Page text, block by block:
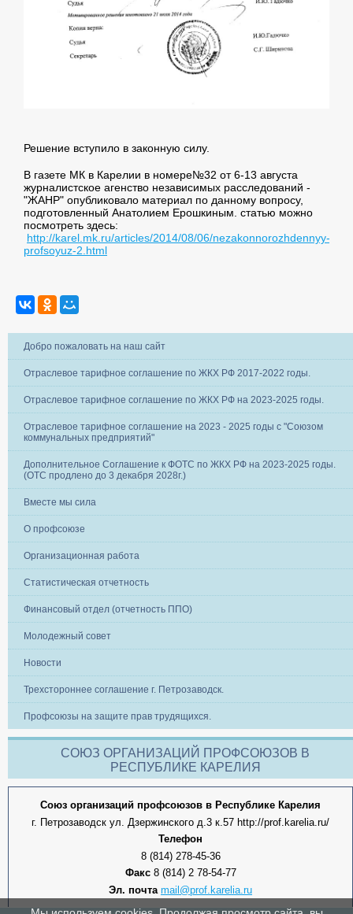
Решение вступило в законную силу.
В газете МК в Карелии в номере№32 от 6-13 августа
журналистское агенство независимых расследований -
"ЖАНР" опубликовало материал по данному вопросу,
подготовленный Анатолием Ерошкиным. статью можно
посмотреть здесь:
http://karel.mk.ru/articles/2014/08/06/nezakonnorozhdennyy-
profsoyuz-2.html
Добро пожаловать на наш сайт
Отраслевое тарифное соглашение по ЖКХ РФ 2017-2022 годы.
Отраслевое тарифное соглашение по ЖКХ РФ на 2023-2025 годы.
Отраслевое тарифное соглашение на 2023 - 2025 годы с "Союзом
коммунальных предприятий"
Дополнительное Соглашение к ФОТС по ЖКХ РФ на 2023-2025 годы.
(ОТС продлено до 3 декабря 2028г.)
Вместе мы сила
О профсоюзе
Организационная работа
Статистическая отчетность
Финансовый отдел (отчетность ППО)
Молодежный совет
Новости
Трехстороннее соглашение г. Петрозаводск.
Профсоюзы на защите прав трудящихся.
СОЮЗ ОРГАНИЗАЦИЙ ПРОФСОЮЗОВ В
РЕСПУБЛИКЕ КАРЕЛИЯ
Союз организаций профсоюзов в Республике Карелия
г. Петрозаводск ул. Дзержинского д.3 к.57 http://prof.karelia.ru/
Телефон
8 (814) 278-45-36
Факс8 (814) 2 78-54-77
Эл. почта mail@prof.karelia.ru